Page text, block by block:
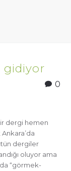
gidiyor
0
dergi hemen
dergiler
oluyor ama
“görmek-